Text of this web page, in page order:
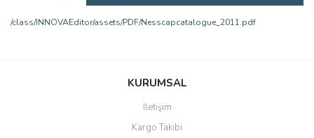
/class/INNOVAEditor/assets/PDF/Nesscapcatalogue_2011.pdf
Bu ürüne ilk yorumu siz yapın!
Yorum Yaz
Ürün resmi kalitesiz, bozuk veya görüntülenemiyor.
KURUMSAL
İletişim
Kargo Takibi